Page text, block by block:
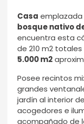
Casa emplazada
bosque nativo
encuentra esta
de 210 m2
5.000 m2
Posee recintos
grandes
jardín al interior
acogedores e
acompañado de